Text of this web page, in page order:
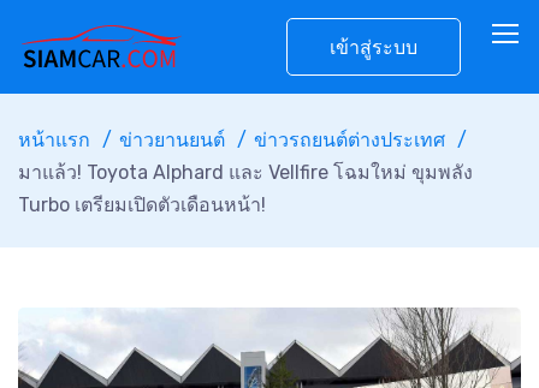
เข้าสู่ระบบ
หน้าแรก ข่าวยานยนต์
ข่าวรถยนต์ต่างประเทศ
มาแล้ว! Toyota Alphard และ Vellfire โฉมใหม่ ขุมพลัง
Turbo เตรียมเปิดตัวเดือนหน้า!